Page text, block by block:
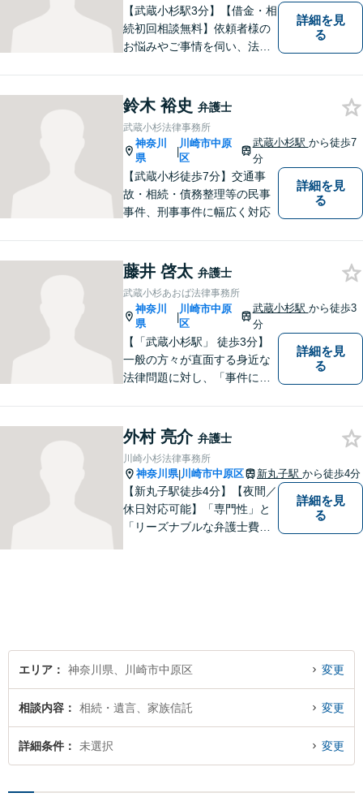
【武蔵小杉駅3分】【借金・相
続初回相談無料】依頼者様の
お悩みやご事情を伺い、法的
なんでも気軽に相談できる
「町のお医者さん」のような
弁護士でありたいと思ってお
ります。【電話相談可】
詳細を見
る
鈴木 裕史 弁護士
武蔵小杉法律事務所
神奈川
県
|
川崎市中原
区
武蔵小杉駅 から徒歩7
分
【武蔵小杉徒歩7分】交通事
故・相続・債務整理等の民事
事件、刑事事件に幅広く対応
詳細を見
る
藤井 啓太 弁護士
武蔵小杉あおば法律事務所
神奈川
県
|
川崎市中原
区
武蔵小杉駅 から徒歩3
分
【「武蔵小杉駅」 徒歩3分】
一般の方々が直面する身近な
法律問題に対し、「事件に大
なに小さな問題でも、真剣に
向き合い、最善の解決策をご
提案します。【近隣駐車場】
詳細を見
る
外村 亮介 弁護士
川崎小杉法律事務所
神奈川県|川崎市中原区 新丸子駅 から徒歩4分
【新丸子駅徒歩4分】【夜間／
休日対応可能】「専門性」と
「リーズナブルな弁護士費
ご相談ください。
詳細を見
る
エリア 神奈川県、川崎市中原区 変更
相談内容 相続・遺言、家族信託 変更
詳細条件 未選択 変更